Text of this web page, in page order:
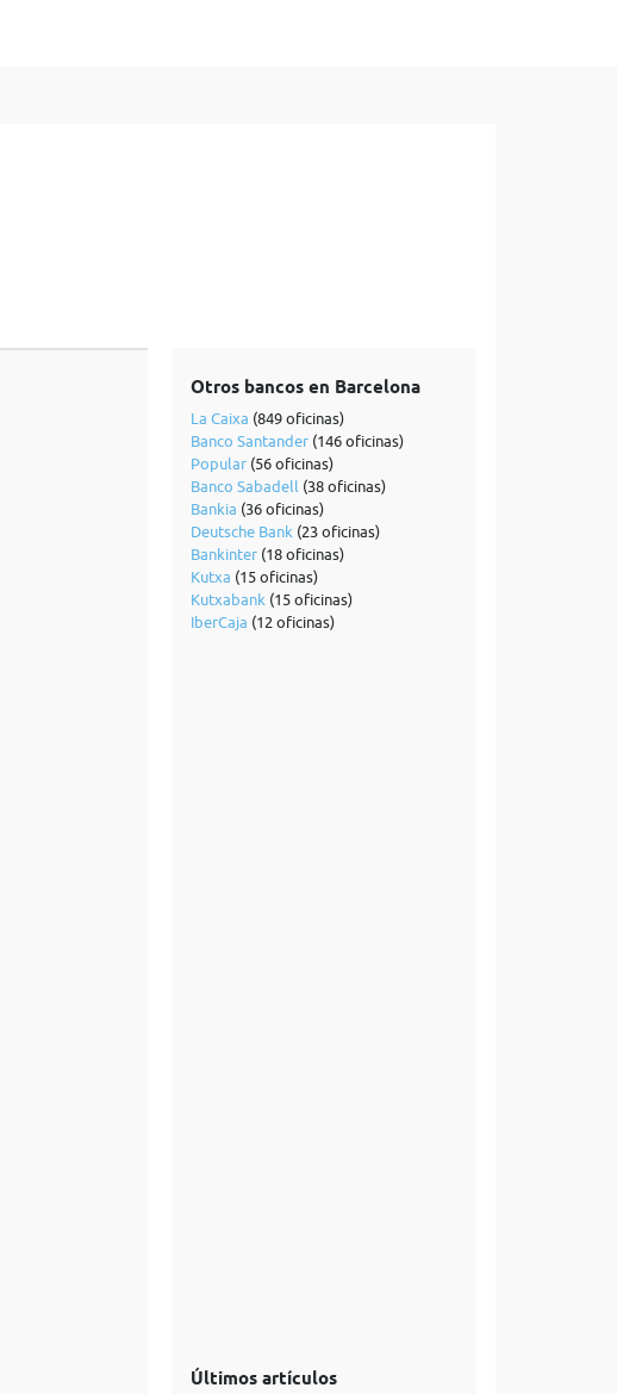
Otros bancos en Barcelona
La Caixa (849 oficinas)
Banco Santander(146 oficinas)
Popular(56 oficinas)
Banco Sabadell (38 oficinas)
Bankia (36 oficinas)
Deutsche Bank (23 oficinas)
Bankinter(18 oficinas)
Kutxa (15 oficinas)
Kutxabank (15 oficinas)
IberCaja (12 oficinas)
Últimos artículos